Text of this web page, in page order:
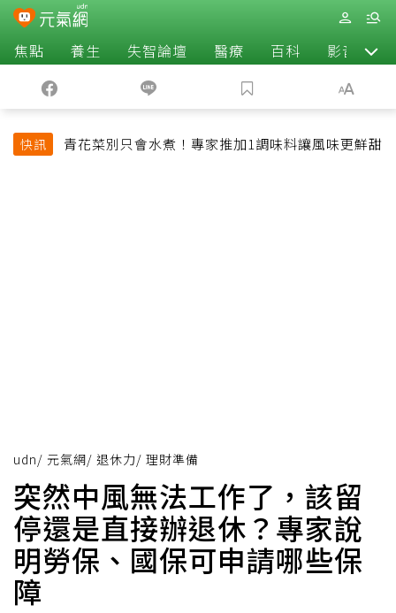
焦點 養生 失智論壇 醫療 百科 影音
快訊 青花菜別只會水煮！專家推加1調味料讓風味更鮮甜
udn/ 元氣網/ 退休力/ 理財準備
突然中風無法工作了，該留
停還是直接辦退休？專家說
明勞保、國保可申請哪些保
障